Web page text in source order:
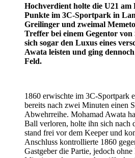
Hochverdient holte die U21 am
Punkte im 3C-Sportpark in
Greilinger und zweimal
Treffer bei einem Gegentor
sich sogar den Luxus eines
Awata leisten und ging
Feld.
1860 erwischte im 3C-Sportpark
bereits nach zwei Minuten einen
Abwehrreihe. Mohamad Awata
Ball verloren, holte ihn sich nach
stand frei vor dem Keeper und
Anschluss kontrollierte 1860
Gastgeber die Partie, jedoch